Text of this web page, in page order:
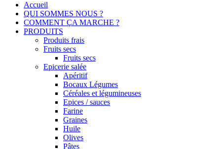
Accueil
QUI SOMMES NOUS ?
COMMENT ÇA MARCHE ?
PRODUITS
Produits frais
Fruits secs
Fruits secs
Epicerie salée
Apéritif
Bocaux Légumes
Céréales et légumineuses
Epices / sauces
Farine
Graines
Huile
Olives
Pâtes